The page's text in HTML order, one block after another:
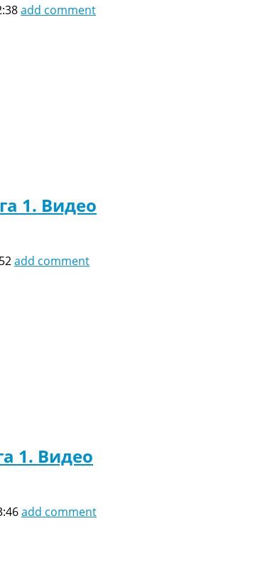
add comment
1. Видео
add comment
1. Видео
add comment